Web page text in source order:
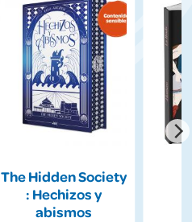
The Hidden Society
: Hechizos y
abismos